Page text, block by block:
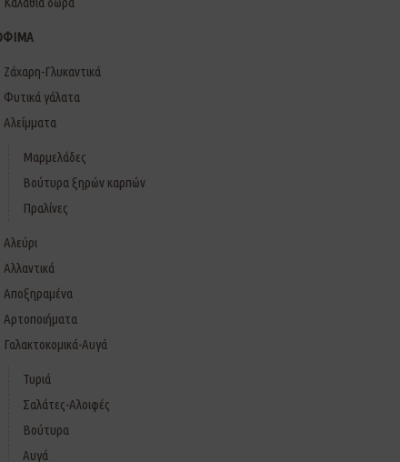
Ζάχαρη-Γλυκαντικά
Φυτικά γάλατα
Αλείμματα
Μαρμελάδες
Βούτυρα ξηρών καρπών
Πραλίνες
Αλεύρι
Αλλαντικά
Αποξηραμένα
Αρτοποιήματα
Γαλακτοκομικά-Αυγά
Τυριά
Σαλάτες-Αλοιφές
Βούτυρα
Αυγά